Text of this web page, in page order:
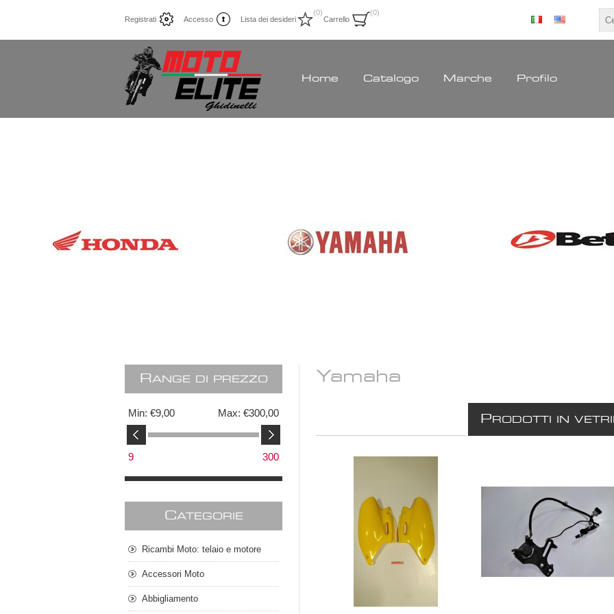
Registrati Accesso Lista dei desideri
(0)
Carrello
(0)
Home Catalogo Marche Profilo
Yamaha
PRODOTTI IN
RANGE DI PREZZO
Min: €9,00 Max: €300,00
9 300
CATEGORIE
Ricambi Moto: telaio e motore
Accessori Moto
Abbigliamento